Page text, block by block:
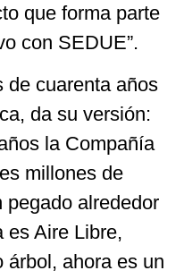
que forma parte
con SEDUE”.
de cuarenta años
da su versión:
la Compañía
millones de
pegado alrededor
es Aire Libre,
árbol, ahora es un